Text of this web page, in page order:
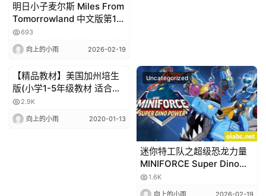
明日小子麦尔斯 Miles From
Tomorrowland 中文版第1/2
季全55集中英字幕高清720P
下载
693
向上的小雨 2026-02-19
Uncategorized
【精品教材】美国加州培生
版(小学1-5年级教材 适合非
英语母语学生)教材+练习册
原版文档
2.9K
向上的小雨 2020-01-13
Uncategorized
迷你特工队之超级恐龙力量
MINIFORCE Super Dino
Power 中文版第1/2季全52
集高清1080P
1.6K
向上的小雨 2026-02-19